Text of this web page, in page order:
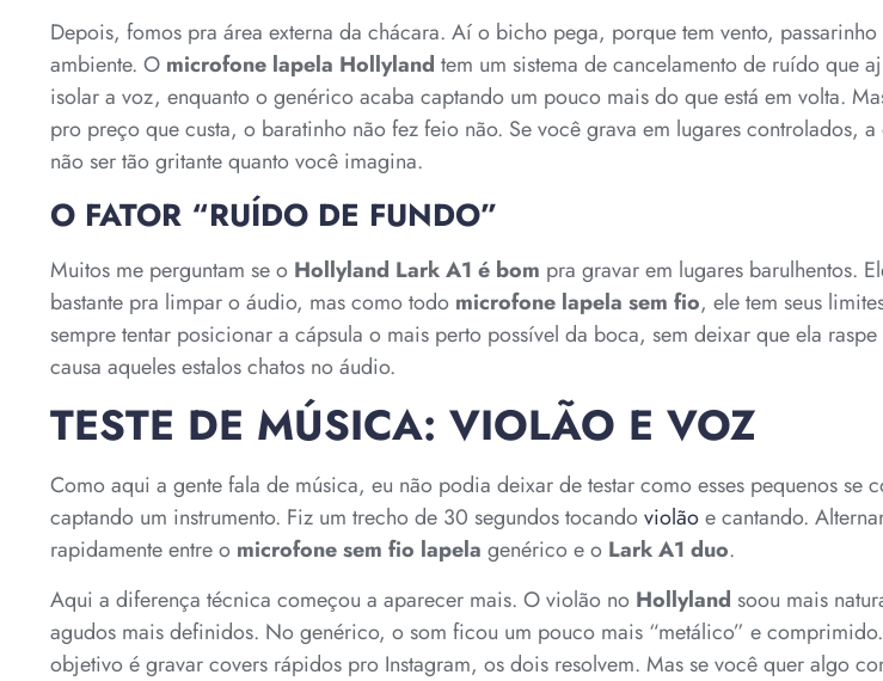
Depois, fomos pra área externa da chácara. Aí o bicho pega, porque tem vento,
ambiente. O microfone lapela Hollyland tem um sistema de cancelamento de ruído que
isolar a voz, enquanto o genérico acaba captando um pouco mais do que está em volta.
pro preço que custa, o baratinho não fez feio não. Se você grava em lugares controlados,
não ser tão gritante quanto você imagina.
O FATOR “RUÍDO DE FUNDO”
Muitos me perguntam se o Hollyland Lark A1 é bom pra gravar em lugares barulhentos.
bastante pra limpar o áudio, mas como todo microfone lapela sem fio, ele tem seus
sempre tentar posicionar a cápsula o mais perto possível da boca, sem deixar que ela
causa aqueles estalos chatos no áudio.
TESTE DE MÚSICA: VIOLÃO E VOZ
Como aqui a gente fala de música, eu não podia deixar de testar como esses pequenos se
captando um instrumento. Fiz um trecho de 30 segundos tocandoviolãoe cantando.
rapidamente entre o microfone sem fio lapela genérico e o Lark A1 duo.
Aqui a diferença técnica começou a aparecer mais. O violão no Hollyland soou mais
agudos mais definidos. No genérico, o som ficou um pouco mais “metálico” e
objetivo é gravar covers rápidos pro Instagram, os dois resolvem. Mas se você quer algo